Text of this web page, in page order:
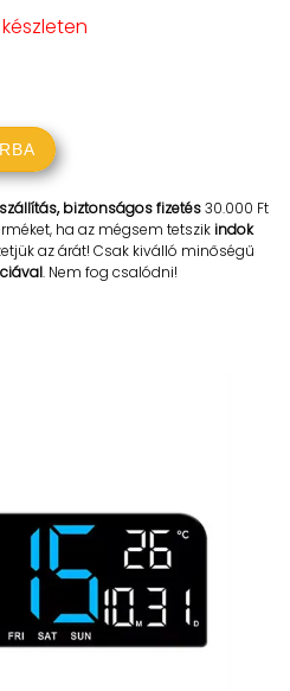
biztonságos fizetés30.000 Ft
ha az mégsem tetszikindok
az árát! Csak kiválló minőségű
. Nem fog csalódni!